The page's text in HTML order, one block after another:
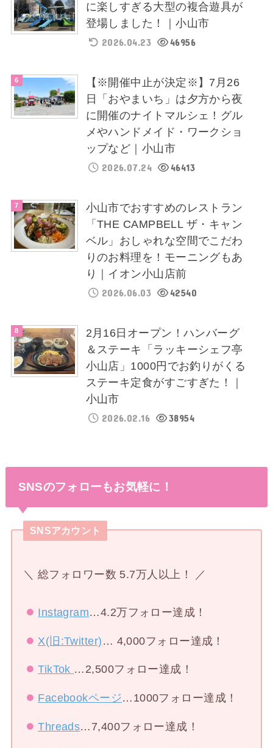
に楽しすぎる大型の複合遊具が
登場しました！｜小山市
2026.04.23 46956
【※開催中止が決定※】7月26
日「おやまいち」は夕方から夜
に開催のナイトマルシェ！グル
メやハンドメイド・ワークショ
ップなど｜小山市
2026.07.24 46413
小山市でおすすめのレストラン
「THE CAMPBELL ザ・キャン
ベル」おしゃれな空間でこだわ
りのお料理を！モーニングもあ
り｜イオン小山店前
2026.06.03 42540
2月16日オープン！ハンバーグ
＆ステーキ「ラッキーシェフ亭
小山店」1000円でお釣りがくる
ステーキ定食がすごすぎた！｜
小山市
2026.02.16 38954
SNSのフォローもお気軽に！
SNSアカウント
＼ 総フォロワー数 5.7万人以上！ ／
Instagram…4.2万フォロー達成！
X(旧:Twitter) … 4,000フォロー達成！
TikTok …2,500フォロー達成！
Facebookページ…1000フォロー達成！
Threads…7,400フォロー達成！